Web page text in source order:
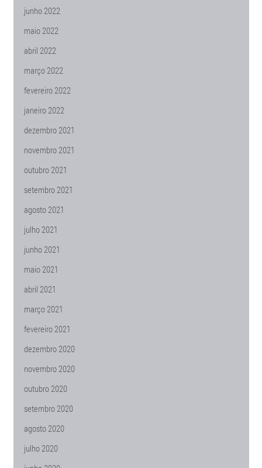
junho 2022
maio 2022
abril 2022
março 2022
fevereiro 2022
janeiro 2022
dezembro 2021
novembro 2021
outubro 2021
setembro 2021
agosto 2021
julho 2021
junho 2021
maio 2021
abril 2021
março 2021
fevereiro 2021
dezembro 2020
novembro 2020
outubro 2020
setembro 2020
agosto 2020
julho 2020